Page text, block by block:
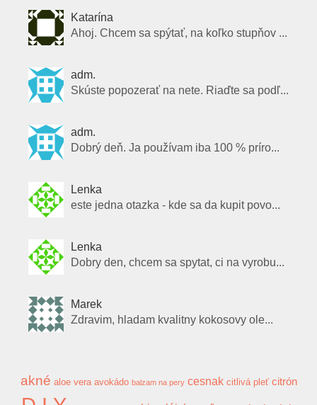
Katarína
Ahoj. Chcem sa spýtať, na koľko stupňov ...
adm.
Skúste popozerať na nete. Riaďte sa podľ...
adm.
Dobrý deň. Ja používam iba 100 % príro...
Lenka
este jedna otazka - kde sa da kupit povo...
Lenka
Dobry den, chcem sa spytat, ci na vyrobu...
Marek
Zdravim, hladam kvalitny kokosovy ole...
akné aloe vera avokádo balzam na pery cesnak citlivá pleť citrón